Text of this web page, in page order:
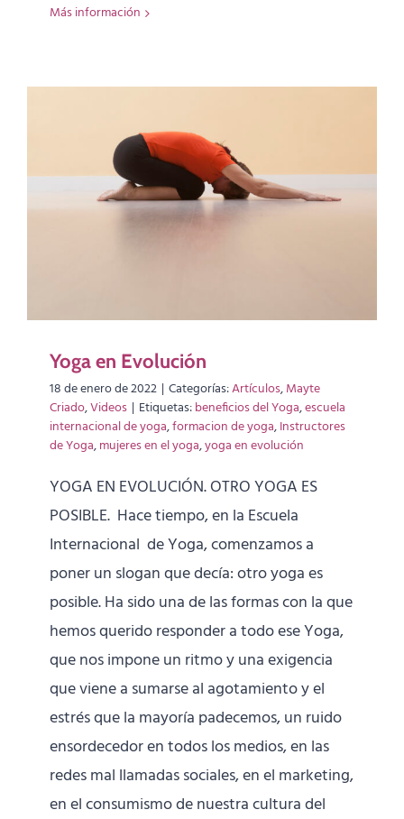
Más información
Yoga en Evolución
18 de enero de 2022 | Categorías:Artículos,Mayte
Criado,Videos | Etiquetas:beneficios del Yoga,escuela
internacional de yoga,formacion de yoga,Instructores
de Yoga,mujeres en el yoga,yoga en evolución
YOGA EN EVOLUCIÓN. OTRO YOGA ES
POSIBLE. Hace tiempo, en la Escuela
Internacional de Yoga, comenzamos a
poner un slogan que decía: otro yoga es
posible. Ha sido una de las formas con la que
hemos querido responder a todo ese Yoga,
que nos impone un ritmo y una exigencia
que viene a sumarse al agotamiento y el
estrés que la mayoría padecemos, un ruido
ensordecedor en todos los medios, en las
redes mal llamadas sociales, en el marketing,
en el consumismo de nuestra cultura del